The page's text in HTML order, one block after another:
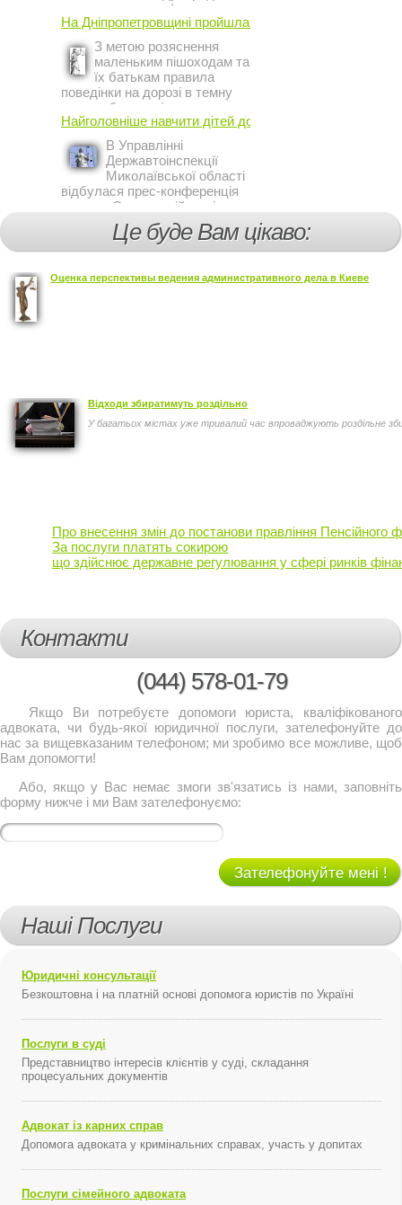
инвестиционном форуме в
Киеве заявил постоянный
представитель МВФ на
Украине Жером Ваше.
На Дніпропетровщині пройшла акція ...
З метою розяснення
маленьким пішоходам та
їх батькам правила
поведінки на дорозі в темну
пору доби, працівники сектору
профілактичної роботи відділу
ДАІ з обслуговування міста
Кривий Ріг провели ...
Найголовніше навчити дітей дотримуватися ...
В Управлінні
Державтоінспекції
Миколаївської області
відбулася прес-конференція
на тему Стан аварійності за
участю, з вини дітей і
пішоходів.Це буде Вам цікаво:
Оценка перспективы ведения административного дела в Киеве
Відходи збиратимуть роздільно
У багатьох містах уже тривалий час впроваджують роздільне
Про внесення змін до постанови правління
За послуги платять сокирою
що здійснює державне регулювання у сфері ринків
Контакти
(044) 578-01-79
Якщо Ви потребуєте допомоги юриста, кваліфікованого
адвоката, чи будь-якої юридичної послуги, зателефонуйте до
нас за вищевказаним телефоном; ми зробимо все можливе, щоб
Вам допомогти!
Або, якщо у Вас немає змоги зв'язатись із нами, заповніть
форму нижче і ми Вам зателефонуємо:
Зателефонуйте мені !
Наші Послуги
Юридичні консультації
Безкоштовна і на платній основі допомога юристів по Україні
Послуги в суді
Представництво інтересів клієнтів у суді, складання
процесуальних документів
Адвокат із карних справ
Допомога адвоката у кримінальних справах, участь у допитах
Послуги сімейного адвоката